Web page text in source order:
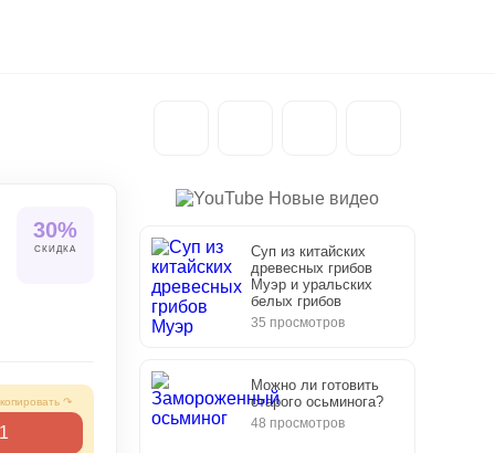
БЕСПЛАТНАЯ
ЕДА
30%
СКИДКА
Новые видео
Суп из китайских
древесных грибов
Муэр и уральских
белых грибов
35 просмотров
Можно ли готовить
старого осьминога?
48 просмотров